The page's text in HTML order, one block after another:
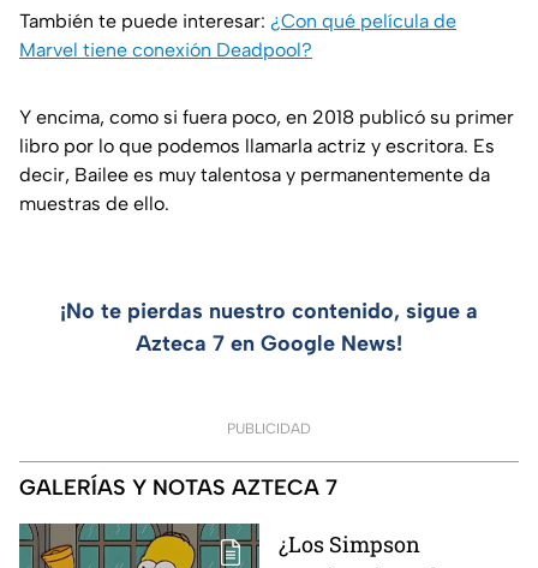
También te puede interesar: ¿Con qué película de
Marvel tiene conexión Deadpool?
Y encima, como si fuera poco, en 2018 publicó su primer
libro por lo que podemos llamarla actriz y escritora. Es
decir, Bailee es muy talentosa y permanentemente da
muestras de ello.
¡No te pierdas nuestro contenido, sigue a
Azteca 7 en Google News!
PUBLICIDAD
GALERÍAS Y NOTAS AZTECA 7
¿Los Simpson